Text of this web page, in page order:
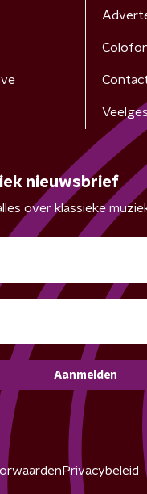
nieuwsbrief
over klassieke
Aanmelden
Privacybeleid